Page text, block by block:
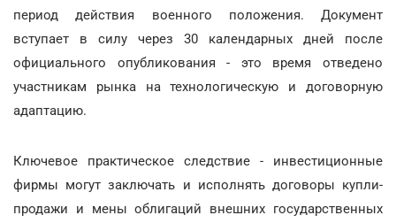
период действия военного положения. Документ
вступает в силу через 30 календарных дней после
официального опубликования - это время отведено
участникам рынка на технологическую и договорную
адаптацию.
Ключевое практическое следствие - инвестиционные
фирмы могут заключать и исполнять договоры купли-
продажи и мены облигаций внешних государственных